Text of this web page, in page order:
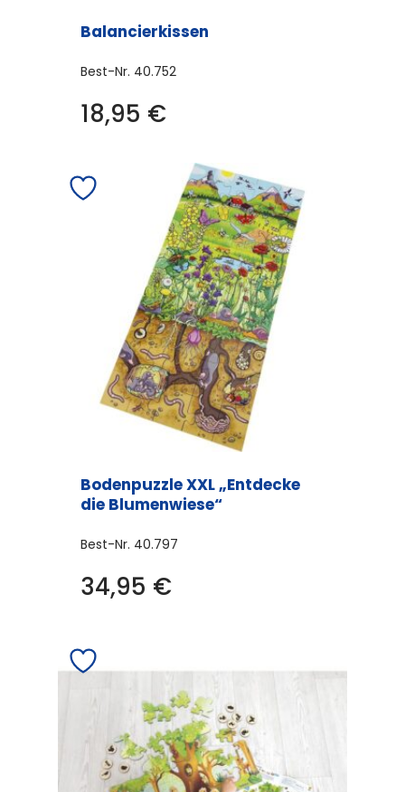
Balancierkissen
Best-Nr. 40.752
18,95 €
Bodenpuzzle XXL „Entdecke
die Blumenwiese“
Best-Nr. 40.797
34,95 €